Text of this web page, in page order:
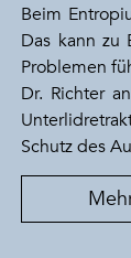
Beim
Das kann zu
Problemen
Dr. Richter
Schutz des